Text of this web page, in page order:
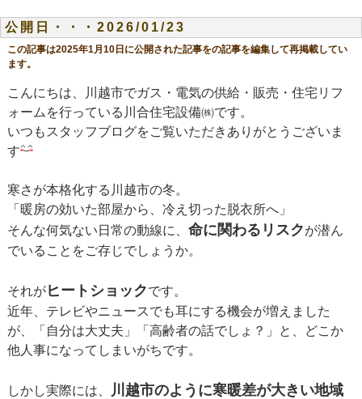
公開日・・・2026/01/23
この記事は2025年1月10日に公開された記事をの記事を編集して再掲載してい
ます。
こんにちは、川越市でガス・電気の供給・販売・住宅リフ
ォームを行っている川合住宅設備㈱です。
いつもスタッフブログをご覧いただきありがとうございま
す
寒さが本格化する川越市の冬。
「暖房の効いた部屋から、冷え切った脱衣所へ」
そんな何気ない日常の動線に、 命に関わるリスクが潜ん
でいることをご存じでしょうか。
それがヒートショックです。
近年、テレビやニュースでも耳にする機会が増えました
が、「自分は大丈夫」「高齢者の話でしょ？」と、どこか
他人事になってしまいがちです。
しかし実際には、
川越市のように寒暖差が大きい地域